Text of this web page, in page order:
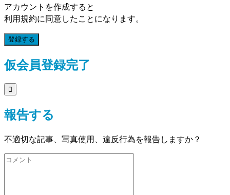
アカウントを作成すると
利用規約に同意したことになります。
登録する
仮会員登録完了

報告する
不適切な記事、写真使用、違反行為を報告しますか？